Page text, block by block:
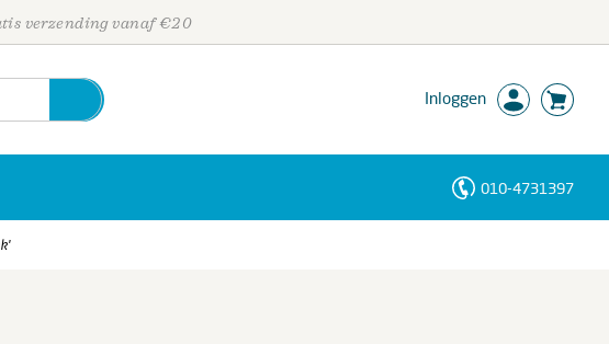
verzending vanaf €20
Inloggen
010-4731397
Personen